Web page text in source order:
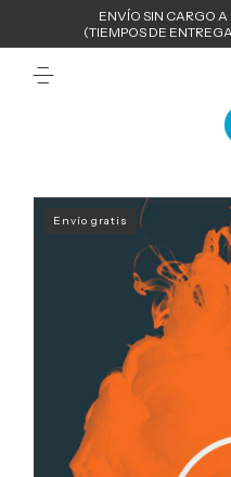
ENVÍO SIN CARGO
(TIEMPOS DE
Envío gratis